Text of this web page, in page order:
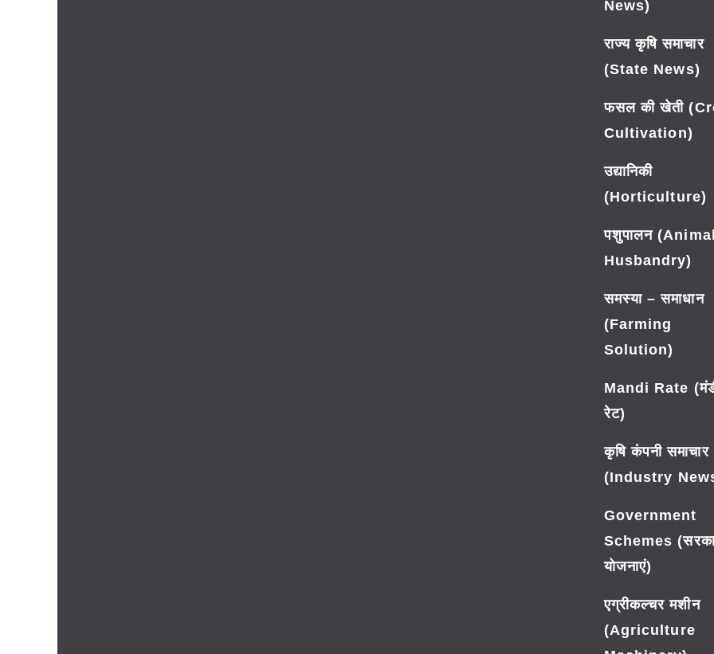
News)
राज्य कृषि समाचार
(State News)
फसल की खेती
Cultivation)
उद्यानिकी
(Horticulture)
पशुपालन (Animal
Husbandry)
समस्या – समाधान
(Farming
Solution)
Mandi Rate
रेट)
कृषि कंपनी समाचार
(Industry
Government
Schemes
योजनाएं)
एग्रीकल्चर मशीन
(Agriculture